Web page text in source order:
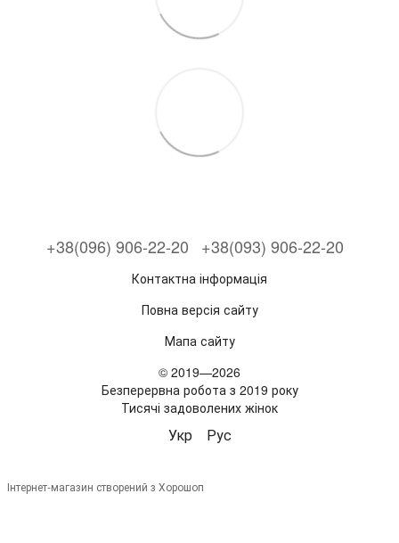
+38(096) 906-22-20 +38(093) 906-22-20
Контактна інформація
Повна версія сайту
Мапа сайту
© 2019—2026
Безперервна робота з 2019 року
Тисячі задоволених жінок
Укр Рус
Інтернет-магазин створений з Хорошоп